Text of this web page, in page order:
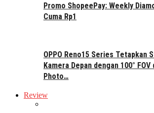
Promo ShopeePay: Weekly
Cuma Rp1
OPPO Reno15 Series Tetapkan
Kamera Depan dengan 100°
Photo…
Review